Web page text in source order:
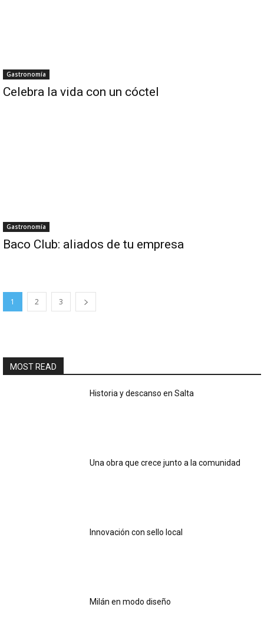
Gastronomía
Celebra la vida con un cóctel
Gastronomía
Baco Club: aliados de tu empresa
1 2 3
MOST READ
Historia y descanso en Salta
Una obra que crece junto a la comunidad
Innovación con sello local
Milán en modo diseño